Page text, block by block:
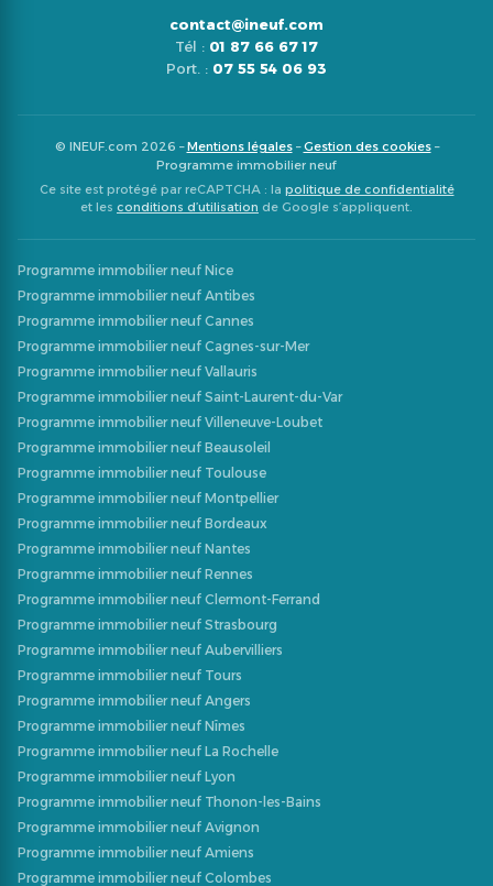
contact@ineuf.com
Tél : 01 87 66 67 17
Port. : 07 55 54 06 93
© INEUF.com 2026 –Mentions légales–Gestion des cookies–
Programme immobilier neuf
Ce site est protégé par reCAPTCHA : la politique de confidentialité
et les conditions d’utilisation de Google s’appliquent.
Programme immobilier neuf Nice
Programme immobilier neuf Antibes
Programme immobilier neuf Cannes
Programme immobilier neuf Cagnes-sur-Mer
Programme immobilier neuf Vallauris
Programme immobilier neuf Saint-Laurent-du-Var
Programme immobilier neuf Villeneuve-Loubet
Programme immobilier neuf Beausoleil
Programme immobilier neuf Toulouse
Programme immobilier neuf Montpellier
Programme immobilier neuf Bordeaux
Programme immobilier neuf Nantes
Programme immobilier neuf Rennes
Programme immobilier neuf Clermont-Ferrand
Programme immobilier neuf Strasbourg
Programme immobilier neuf Aubervilliers
Programme immobilier neuf Tours
Programme immobilier neuf Angers
Programme immobilier neuf Nîmes
Programme immobilier neuf La Rochelle
Programme immobilier neuf Lyon
Programme immobilier neuf Thonon-les-Bains
Programme immobilier neuf Avignon
Programme immobilier neuf Amiens
Programme immobilier neuf Colombes